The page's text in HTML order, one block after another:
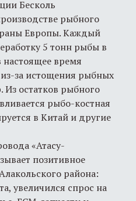
Бесколь
рыбного
Европы. Каждый
5 тонн рыбы в
настоящее время
за истощения рыбных
Из остатков рыбного
рыбо-костная
в Китай и другие
«Атасу-
позитивное
района:
увеличился спрос на